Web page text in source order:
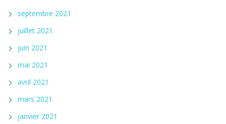
septembre 2021
juillet 2021
juin 2021
mai 2021
avril 2021
mars 2021
janvier 2021